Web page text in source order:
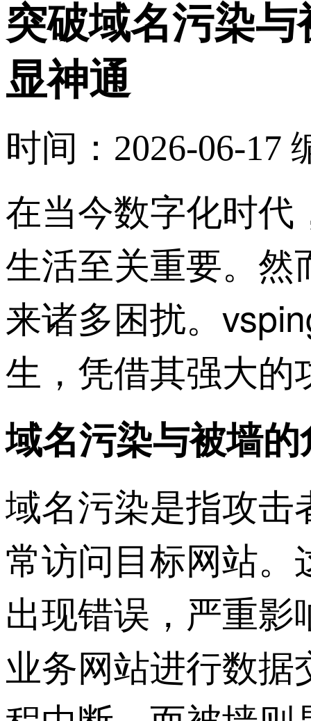
突破域名污染
显神通
时间：2026-06-17
在当今数字化时
生活至关重要。
来诸多困扰。
生，凭借其强大
域名污染与被墙
域名污染是指攻
常访问目标网站
出现错误，严重
业务网站进行数